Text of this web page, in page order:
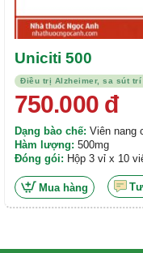
Uniciti 500
750.000đ
Dạng bào chế: Viên nang
Hàm lượng: 500mg
Đóng gói: Hộp 3 vỉ x 10
Mua hàng